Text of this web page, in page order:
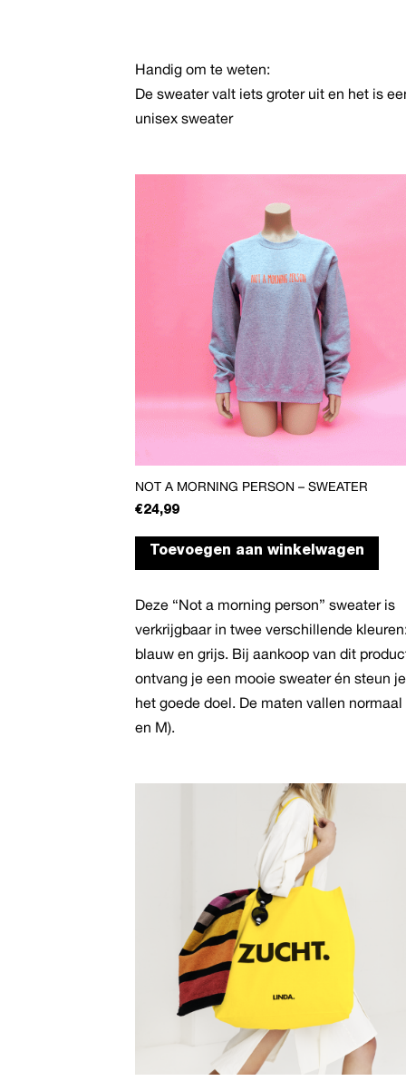
Handig om te weten:
De sweater valt iets groter uit en het is
unisex sweater
NOT A MORNING PERSON – SWEATER
€24,99
Toevoegen aan winkelwagen
Dit
optie
kan
Deze “Not a morning person” sweater is
verkrijgbaar in twee verschillende
blauw en grijs. Bij aankoop van dit
ontvang je een mooie sweater én steun je
het goede doel. De maten vallen normaal
en M).